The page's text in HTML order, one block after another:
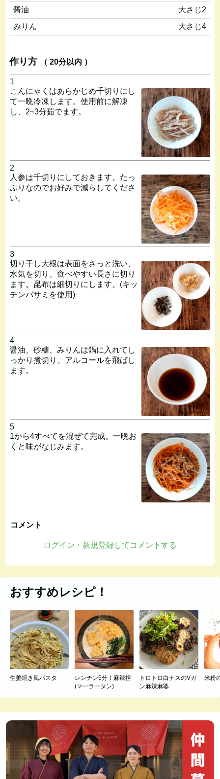
醤油
大さじ2
みりん
大さじ4
作り方 （ 20分以内 ）
1
こんにゃくはあらかじめ千切りにし
て一晩冷凍します。使用前に解凍
し、2~3分茹でます。
2
人参は千切りにしておきます。たっ
ぷりなのでお好みで減らしてくださ
い。
3
切り干し大根は表面をさっと洗い、
水気を切り、食べやすい長さに切り
ます。昆布は細切りにします。(キッ
チンバサミを使用)
4
醤油、砂糖、みりんは鍋に入れてし
っかり煮切り、アルコールを飛ばし
ます。
5
1から4すべてを混ぜて完成。一晩お
くと味がなじみます。
コメント
ログイン・新規登録してコメントする
おすすめレシピ！
生姜焼き風パスタ
レンチン5分！麻辣担
(マーラータン)
トロトロ白ナスのVガ
ン麻辣麻婆
米粉